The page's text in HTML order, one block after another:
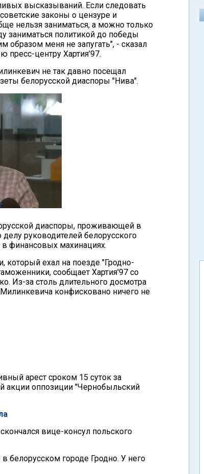
высказываний. Если следовать
законы о цензуре и
нельзя заниматься, а можно только
заниматься политикой до победы
образом меня не запугать", - сказал
центру Хартия’97.
не так давно посещал
белорусской диаспоры "Нива".
диаспоры, проживающей в
руководителей белорусского
финансовых махинациях.
который ехал на поезде "Гродно-
сообщает Хартия'97 со
Из-за столь длительного досмотра
конфисковано ничего не
арест сроком 15 суток за
акции оппозиции "Чернобыльский
вице-консул польского
белорусском городе Гродно. У него